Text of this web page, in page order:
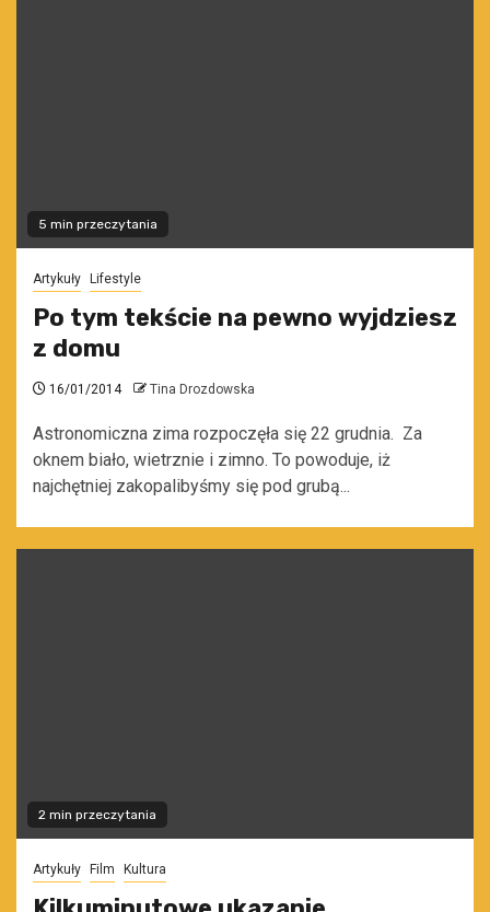
5 min przeczytania
Artykuły Lifestyle
Po tym tekście na pewno wyjdziesz
z domu
16/01/2014 Tina Drozdowska
Astronomiczna zima rozpoczęła się 22 grudnia. Za
oknem biało, wietrznie i zimno. To powoduje, iż
najchętniej zakopalibyśmy się pod grubą...
2 min przeczytania
Artykuły Film Kultura